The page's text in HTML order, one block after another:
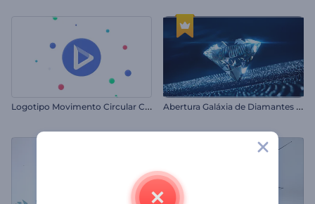
L
ogotipo Movimento Circular Colorido A
bertura Galáxia de Diamantes Brilhantes